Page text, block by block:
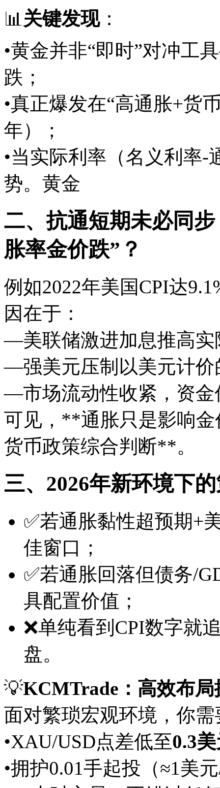
📊 关键发现：
•黄金并非“即时”对冲
跌；
•真正爆发在“高通胀+货
年）；
•当实际利率（名义利率
势。黄金
二、抗通短期未必同
胀率金价跌”？
例如2022年美国CPI达
因在于：
—美联储激进加息推高实
—强美元压制以美元计价
—市场流动性收紧，资金
可见，**通胀只是影响
货币政策综合判断**。
三、2026年新环境下
✅若通胀黏性超预期+
佳窗口；
✅若通胀回落但债务/
具配置价值；
❌单纯看到CPI数字就
盘。
💡KCMTrade：高效布
面对繁琐宏观环境，你
•XAU/USD点差低至0.3
•拥护0.01手起投（≈1美